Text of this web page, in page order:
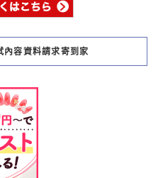
內容資料請求寄到家